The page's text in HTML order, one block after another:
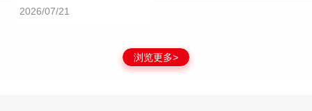
2026/07/21
浏览更多>